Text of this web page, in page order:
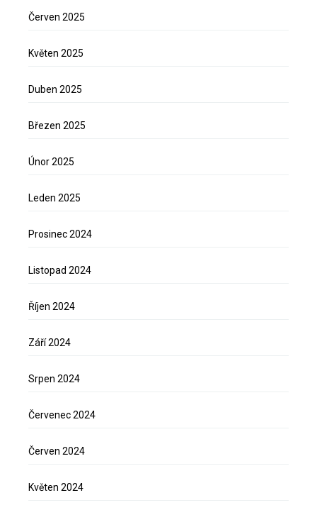
Červen 2025
Květen 2025
Duben 2025
Březen 2025
Únor 2025
Leden 2025
Prosinec 2024
Listopad 2024
Říjen 2024
Září 2024
Srpen 2024
Červenec 2024
Červen 2024
Květen 2024